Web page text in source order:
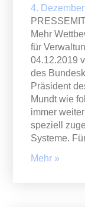
4.
Mehr
für
04.12.2019
des
Präsident
Mundt wie
immer
speziell
Systeme.
Mehr »